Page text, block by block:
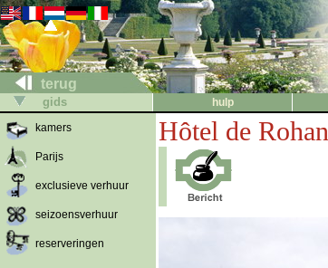
terug
gids hulp
kamers
Parijs
exclusieve verhuur
seizoensverhuur
reserveringen
Hôtel de Rohan